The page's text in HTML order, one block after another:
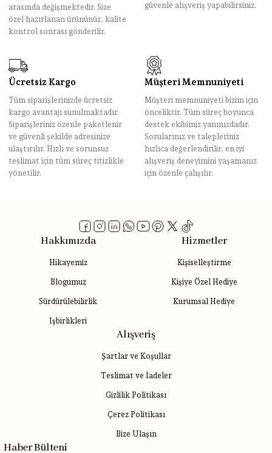
arasında değişmektedir. Size
özel hazırlanan ürününüz, kalite
kontrol sonrası gönderilir.
güvenle alışveriş yapabilirsiniz.
Ücretsiz Kargo
Tüm siparişlerinizde ücretsiz
kargo avantajı sunulmaktadır.
Siparişleriniz özenle paketlenir
ve güvenli şekilde adresinize
ulaştırılır. Hızlı ve sorunsuz
teslimat için tüm süreç titizlikle
yönetilir.
Müşteri Memnuniyeti
Müşteri memnuniyeti bizim için
önceliktir. Tüm süreç boyunca
destek ekibimiz yanınızdadır.
Sorularınız ve talepleriniz
hızlıca değerlendirilir, en iyi
alışveriş deneyimini yaşamanız
için özenle çalışılır.
Hakkımızda
Hikayemiz
Blogumuz
Sürdürülebilirlik
İşbirlikleri
Hizmetler
Kişiselleştirme
Kişiye Özel Hediye
Kurumsal Hediye
Alışveriş
Şartlar ve Koşullar
Teslimat ve İadeler
Gizlilik Politikası
Çerez Politikası
Bize Ulaşın
Haber Bülteni